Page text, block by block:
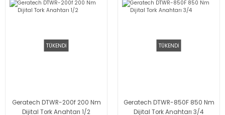
TÜKENDİ
Geratech DTWR-200f 200 Nm
Dijital Tork Anahtarı 1/2
TÜKENDİ
Geratech DTWR-850F 850 Nm
Dijital Tork Anahtarı 3/4